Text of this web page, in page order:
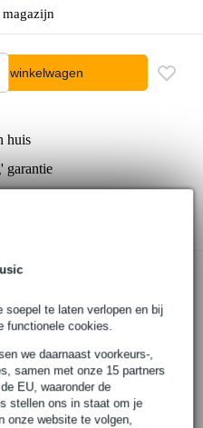
soepel te laten verlopen en bij
functionele cookies.
we daarnaast voorkeurs-,
samen met onze 15 partners
EU, waaronder de
stellen ons in staat om je
onze website te volgen,
In winkelwagen
huis
garantie
de Devine PRO 4000